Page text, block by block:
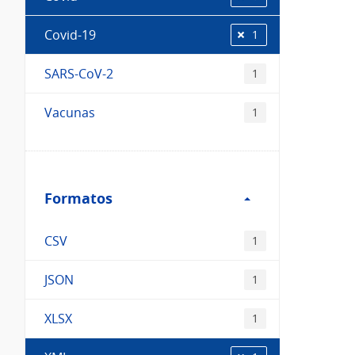
Covid-19 1
SARS-CoV-2 1
Vacunas 1
Formatos
Formatos
CSV 1
JSON 1
XLSX 1